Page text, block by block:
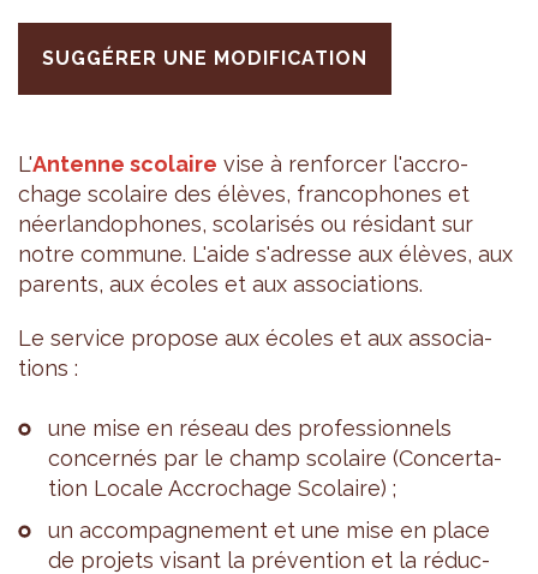
SUGGÉRER UNE MODIFICATION
L'Antenne sco­laire vise à ren­for­cer l'ac­cro­
chage sco­laire des élèves, fran­co­phones et
néer­lan­do­phones, sco­la­ri­sés ou rési­dant sur
notre com­mune. L'aide s'adresse aux élèves, aux
parents, aux écoles et aux asso­cia­tions.
Le ser­vice pro­pose aux écoles et aux asso­cia­
tions :
une mise en réseau des pro­fes­sion­nels
concer­nés par le champ sco­laire (Concer­ta­
tion Locale Accro­chage Sco­laire) ;
un accom­pa­gne­ment et une mise en place
de pro­jets visant la pré­ven­tion et la réduc­